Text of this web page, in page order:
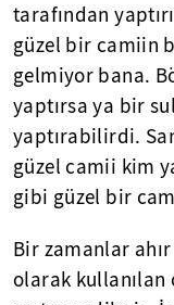
tarafından
güzel bir camiin
gelmiyor bana.
yaptırsa ya bir
yaptırabilirdi.
güzel camii kim
gibi güzel bir
Bir zamanlar
olarak kullanılan